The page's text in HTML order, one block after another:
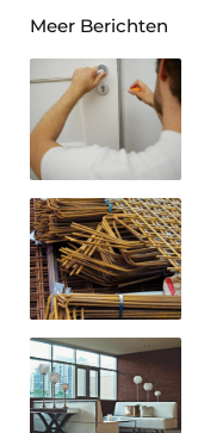
Meer Berichten